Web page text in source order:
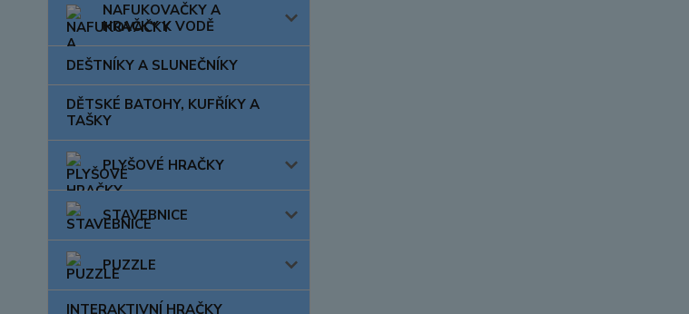
NAFUKOVAČKY A
HRAČKY K VODĚ
DEŠTNÍKY A SLUNEČNÍKY
DĚTSKÉ BATOHY, KUFŘÍKY A
TAŠKY
PLYŠOVÉ HRAČKY
STAVEBNICE
PUZZLE
INTERAKTIVNÍ HRAČKY